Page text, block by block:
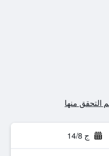
ج 14/8